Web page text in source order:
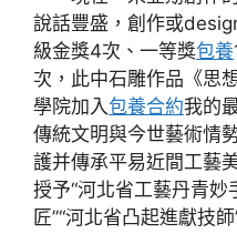
說話豐盛，創作或
級金獎4次、一等獎包養
次，此中石雕作品《思
學院加入包養合約我的
傳統文明與今世藝術情
護并傳承平易近間工藝
授予“河北省工藝丹青妙
匠”“河北省凸起進獻技師